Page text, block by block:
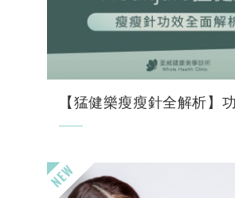
理仍遇到瓶頸？隨著醫學進步，
技為您帶來了高效、安全的解決方
在眾多體重管理藥物中，猛健樂